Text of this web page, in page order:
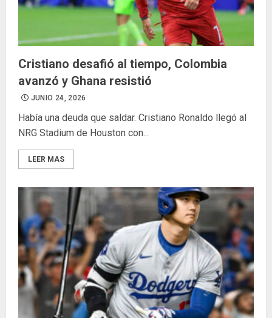
Cristiano desafió al tiempo, Colombia
avanzó y Ghana resistió
JUNIO 24, 2026
Había una deuda que saldar. Cristiano Ronaldo llegó al
NRG Stadium de Houston con...
LEER MAS